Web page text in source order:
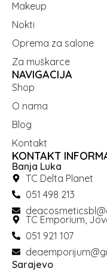
Makeup
Nokti
Oprema za salone
Za muškarce
NAVIGACIJA
Shop
O nama
Blog
Kontakt
KONTAKT
Banja Luka
TC Delta Planet
051 498 213
TC Emporium,
051 921 107
Sarajevo